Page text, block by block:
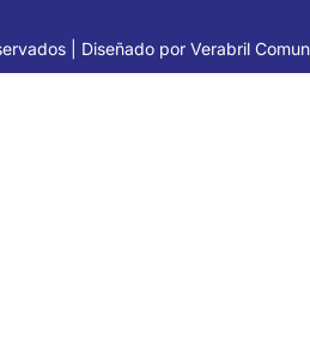
| Diseñado por Verabril